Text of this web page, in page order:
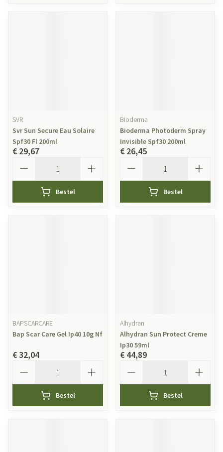
SVR
Svr Sun Secure Eau Solaire
Spf30 Fl 200ml
€ 29,67
Bestel
Bioderma
Bioderma Photoderm Spray
Invisible Spf30 200ml
€ 26,45
Bestel
BAPSCARCARE
Bap Scar Care Gel Ip40 10g Nf
€ 32,04
Bestel
Alhydran
Alhydran Sun Protect Creme
Ip30 59ml
€ 44,89
Bestel